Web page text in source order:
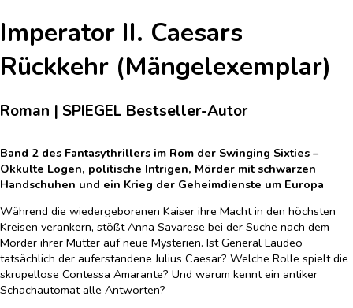
Imperator II. Caesars
Rückkehr (Mängelexemplar)
Roman | SPIEGEL Bestseller-Autor
Band 2 des Fantasythrillers im Rom der Swinging Sixties –
Okkulte Logen, politische Intrigen, Mörder mit schwarzen
Handschuhen und ein Krieg der Geheimdienste um Europa
Während die wiedergeborenen Kaiser ihre Macht in den höchsten
Kreisen verankern, stößt Anna Savarese bei der Suche nach dem
Mörder ihrer Mutter auf neue Mysterien. Ist General Laudeo
tatsächlich der auferstandene Julius Caesar? Welche Rolle spielt die
skrupellose Contessa Amarante? Und warum kennt ein antiker
Schachautomat alle Antworten?